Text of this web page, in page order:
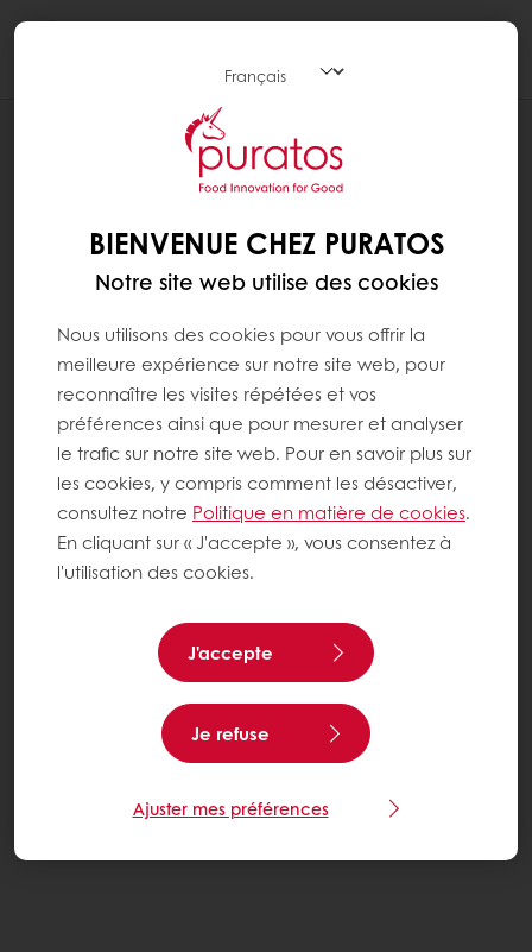
PAIN COMPLET AVEC DU LEVAIN DE
BIENVENUE CHEZ PURATOS
Notre site web utilise des cookies
Nous utilisons des cookies pour vous offrir la
meilleure expérience sur notre site web, pour
reconnaître les visites répétées et vos
préférences ainsi que pour mesurer et analyser
le trafic sur notre site web. Pour en savoir plus sur
les cookies, y compris comment les désactiver,
consultez notre Politique en matière de cookies.
En cliquant sur « J'accepte », vous consentez à
l'utilisation des cookies.
J'accepte
Je refuse
Ajuster mes préférences